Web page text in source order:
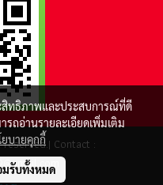
Contact :
สิทธิภาพและประสบการณ์ที่ดี
รถอ่านรายละเอียดเพิ่มเติม
ยบายคุกกี้
มรับทั้งหมด